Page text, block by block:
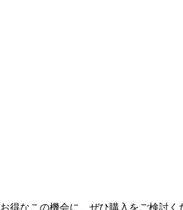
お得なこの機会に、ぜひ購入をご検討く